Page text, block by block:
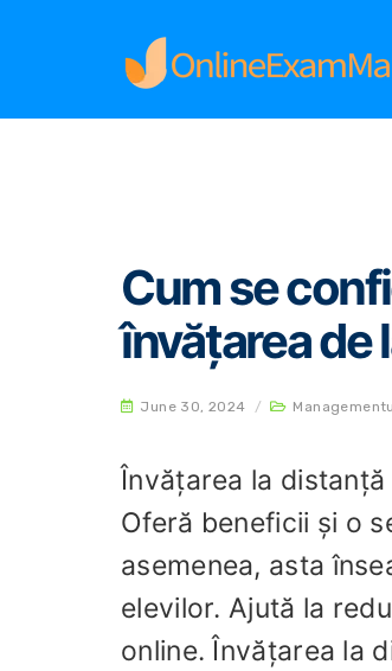
Home
Cum se
învățarea de
June 30, 2024 /
Învățarea la
Oferă beneficii și o
asemenea, asta
elevilor. Ajută la
online. Învățarea la